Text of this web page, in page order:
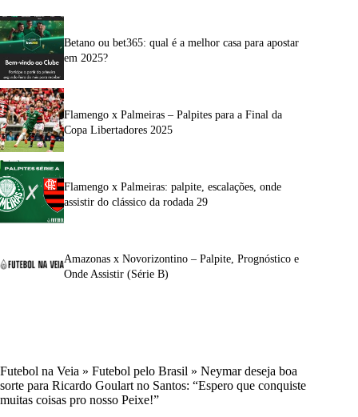
Betano ou bet365: qual é a melhor casa para apostar
em 2025?
Flamengo x Palmeiras – Palpites para a Final da
Copa Libertadores 2025
Flamengo x Palmeiras: palpite, escalações, onde
assistir do clássico da rodada 29
Amazonas x Novorizontino – Palpite, Prognóstico e
Onde Assistir (Série B)
Futebol na Veia » Futebol pelo Brasil » Neymar deseja boa
sorte para Ricardo Goulart no Santos: “Espero que conquiste
muitas coisas pro nosso Peixe!”